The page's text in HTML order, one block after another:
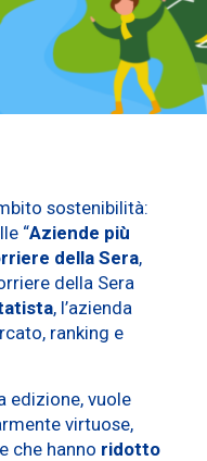
sostenibilità:
“Aziende più
della Sera,
della Sera
, l’azienda
ranking e
edizione, vuole
virtuose,
che hanno ridotto